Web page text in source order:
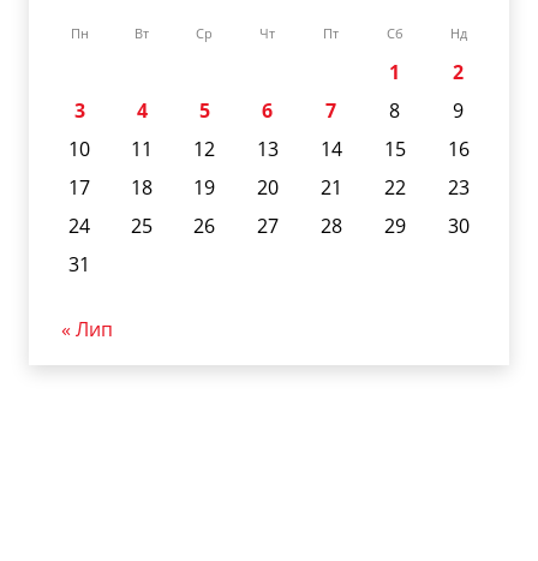
Пн Вт Ср Чт Пт Сб Нд
1
2
3
4 5 6 7 8
9
10
11 12 13 14 15
16
17
18 19 20 21 22
23
24
25 26 27 28 29
30
31
« Лип